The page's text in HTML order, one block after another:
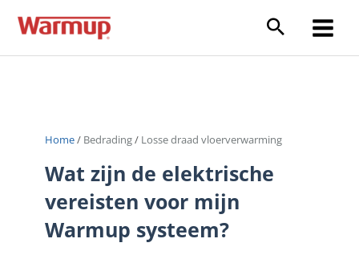
naar
Main
Home/ Bedrading/ Losse draad vloerverwarming
Wat zijn de elektrische
vereisten voor mijn
Warmup systeem?